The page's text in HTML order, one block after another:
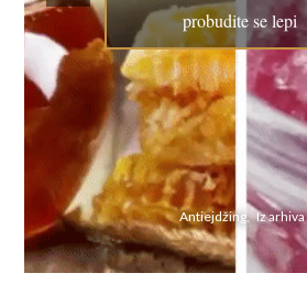
probudite se lepi
Antiejdžing, Iz arhiva